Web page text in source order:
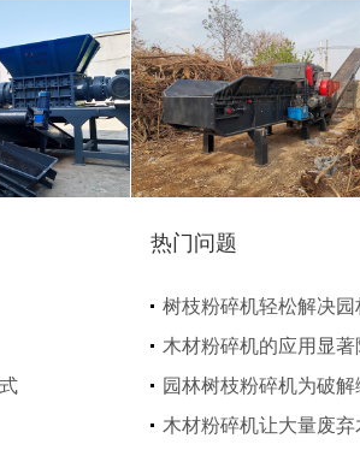
碎机 切枝机
热门问题
树枝粉碎机轻松解决
木材粉碎机的应用显
园林树枝粉碎机为破
木材粉碎机让大量废